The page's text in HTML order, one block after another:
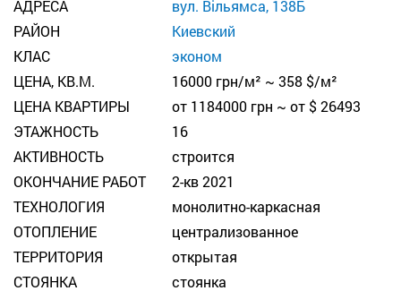
АДРЕСА
вул. Вільямса, 138Б
РАЙОН
Киевский
КЛАС
эконом
ЦЕНА, КВ.М.
16000 грн/м² ~ 358 $/м²
ЦЕНА КВАРТИРЫ
от 1184000 грн ~ от $ 26493
ЭТАЖНОСТЬ
16
АКТИВНОСТЬ
строится
ОКОНЧАНИЕ РАБОТ
2-кв 2021
ТЕХНОЛОГИЯ
монолитно-каркасная
ОТОПЛЕНИЕ
централизованное
ТЕРРИТОРИЯ
открытая
СТОЯНКА
стоянка